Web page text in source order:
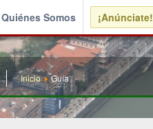
Quiénes Somos ¡Anúnciate!
Inicio Guía